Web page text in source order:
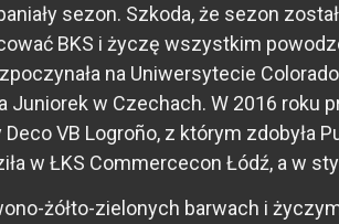
sezon. Szkoda, że sezon
BKS i życzę wszystkim
na Uniwersytecie
w Czechach. W 2016 roku
VB Logroño, z którym
w ŁKS Commercecon Łódź, a w
żółto-zielonych barwach i